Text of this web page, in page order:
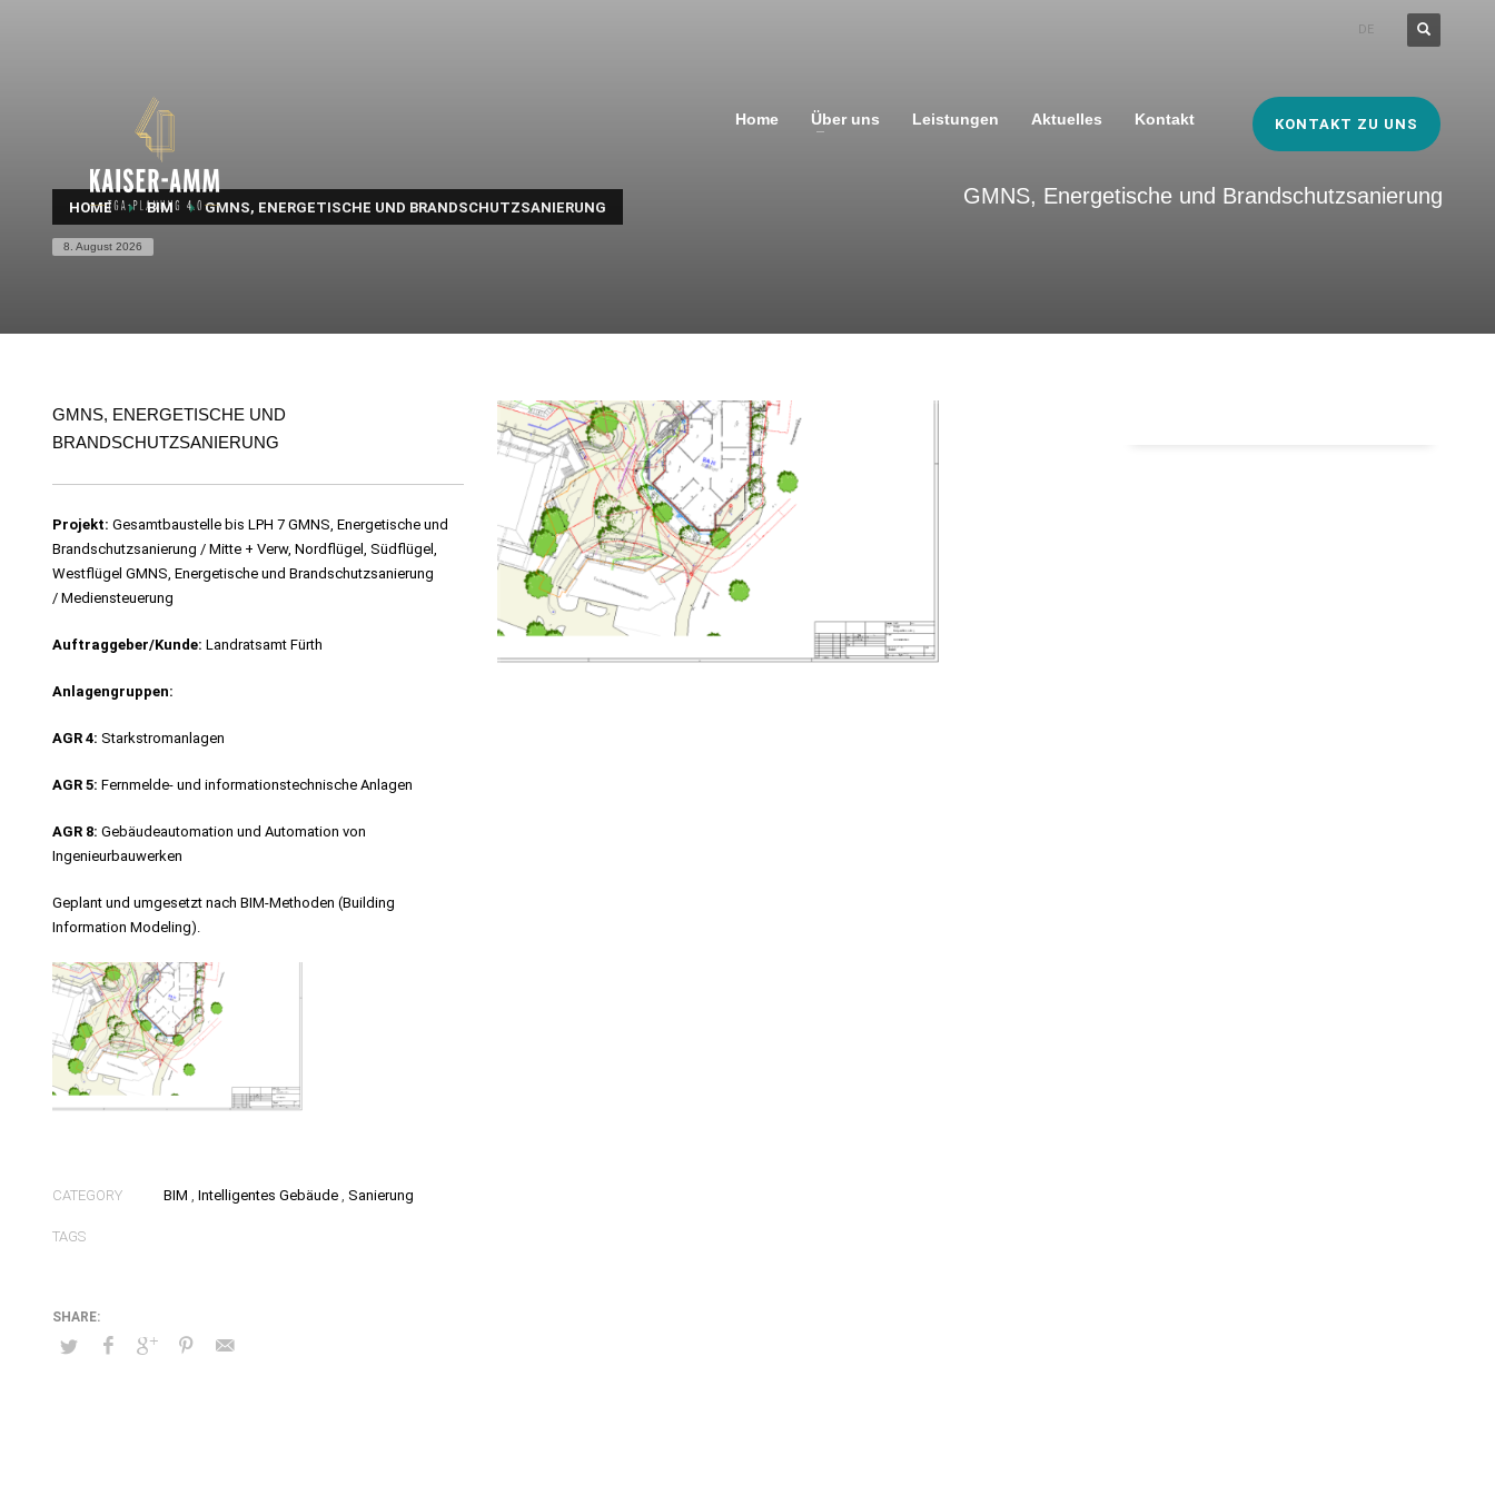
DE
Home Über uns Leistungen Aktuelles Kontakt KONTAKT ZU UNS
HOME BIM GMNS, ENERGETISCHE UND BRANDSCHUTZSANIERUNG
8. August 2026
GMNS, Energetische und Brandschutzsanierung
GMNS, ENERGETISCHE UND
BRANDSCHUTZSANIERUNG
Projekt: Gesamtbaustelle bis LPH 7 GMNS, Energetische und
Brandschutzsanierung / Mitte + Verw, Nordflügel, Südflügel,
Westflügel GMNS, Energetische und Brandschutzsanierung
/ Mediensteuerung
Auftraggeber/Kunde: Landratsamt Fürth
Anlagengruppen:
AGR 4: Starkstromanlagen
AGR 5: Fernmelde- und informationstechnische Anlagen
AGR 8: Gebäudeautomation und Automation von
Ingenieurbauwerken
Geplant und umgesetzt nach BIM-Methoden (Building
Information Modeling).
CATEGORY BIM , Intelligentes Gebäude , Sanierung
TAGS